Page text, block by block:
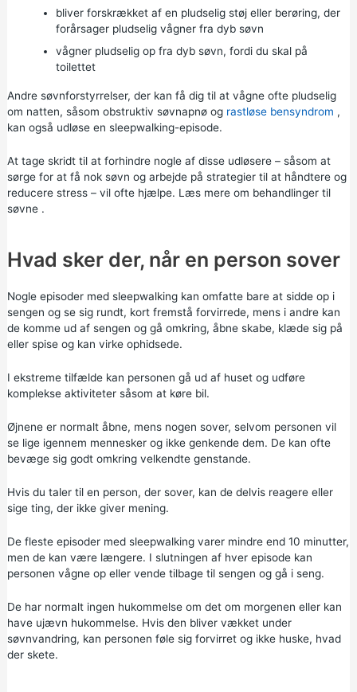
bliver forskrækket af en pludselig støj eller berøring, der
forårsager pludselig vågner fra dyb søvn
vågner pludselig op fra dyb søvn, fordi du skal på
toilettet
Andre søvnforstyrrelser, der kan få dig til at vågne ofte pludselig
om natten, såsom obstruktiv søvnapnøog rastløse bensyndrom ,
kan også udløse en sleepwalking-episode.
At tage skridt til at forhindre nogle af disse udløsere – såsom at
sørge for at få nok søvn og arbejde på strategier til at håndtere og
reducere stress – vil ofte hjælpe. Læs mere om behandlinger til
søvne.
Hvad sker der, når en person sover
Nogle episoder med sleepwalking kan omfatte bare at sidde op i
sengen og se sig rundt, kort fremstå forvirrede, mens i andre kan
de komme ud af sengen og gå omkring, åbne skabe, klæde sig på
eller spise og kan virke ophidsede.
I ekstreme tilfælde kan personen gå ud af huset og udføre
komplekse aktiviteter såsom at køre bil.
Øjnene er normalt åbne, mens nogen sover, selvom personen vil
se lige igennem mennesker og ikke genkende dem. De kan ofte
bevæge sig godt omkring velkendte genstande.
Hvis du taler til en person, der sover, kan de delvis reagere eller
sige ting, der ikke giver mening.
De fleste episoder med sleepwalking varer mindre end 10 minutter,
men de kan være længere. I slutningen af hver episode kan
personen vågne op eller vende tilbage til sengen og gå i seng.
De har normalt ingen hukommelse om det om morgenen eller kan
have ujævn hukommelse. Hvis den bliver vækket under
søvnvandring, kan personen føle sig forvirret og ikke huske, hvad
der skete.